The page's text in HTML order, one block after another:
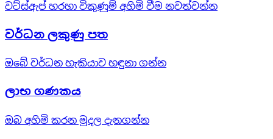
වට්ස්ඇප් හරහා විකුණුම් අහිමි වීම නවත්වන්න
වර්ධන ලකුණු පත
ඔබේ වර්ධන හැකියාව හඳුනා ගන්න
ලාභ ගණකය
ඔබ අහිමි කරන මුදල දැනගන්න